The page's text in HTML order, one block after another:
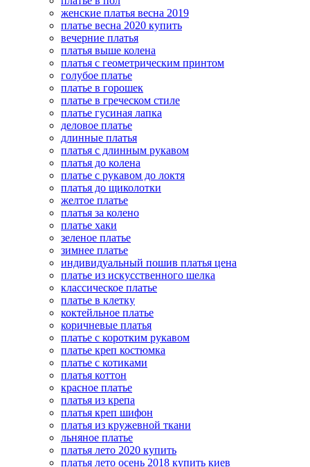
женские платья весна 2019
платье весна 2020 купить
вечерние платья
платья выше колена
платья с геометрическим принтом
голубое платье
платье в горошек
платье в греческом стиле
платье гусиная лапка
деловое платье
длинные платья
платья с длинным рукавом
платья до колена
платье с рукавом до локтя
платья до щиколотки
желтое платье
платья за колено
платье хаки
зеленое платье
зимнее платье
индивидуальный пошив платья цена
платье из искусственного шелка
классическое платье
платье в клетку
коктейльное платье
коричневые платья
платье с коротким рукавом
платье креп костюмка
платье с котиками
платья коттон
красное платье
платья из крепа
платья креп шифон
платья из кружевной ткани
льняное платье
платья лето 2020 купить
платья лето осень 2018 купить киев